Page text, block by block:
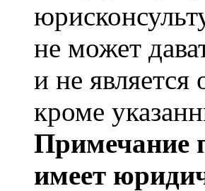
не может
и не
кроме
Примечание
имеет